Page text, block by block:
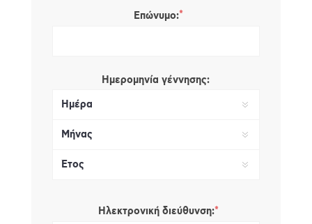
Επώνυμο:*
Ημερομηνία γέννησης:
Ηλεκτρονική διεύθυνση:*